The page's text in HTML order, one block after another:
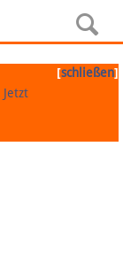
[schließen]
Jetzt